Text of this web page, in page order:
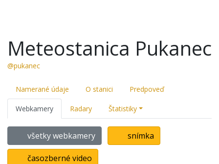
Meteostanica Pukanec
@pukanec
Namerané údaje O stanici Predpoveď
Webkamery Radary Štatistiky
všetky webkamery snímka
časozberné video